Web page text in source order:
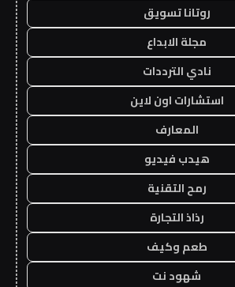
روتانا تسويق
مجلة الابداع
نادي الترددات
استشارات اون لاين
المعارف
هيدب فيديو
رمح التقنية
رذاذ التجارة
طعم وكيف
شهود نت